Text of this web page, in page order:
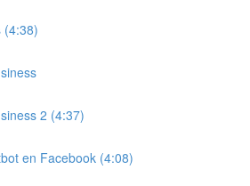
(4:38)
2 (4:37)
en Facebook (4:08)